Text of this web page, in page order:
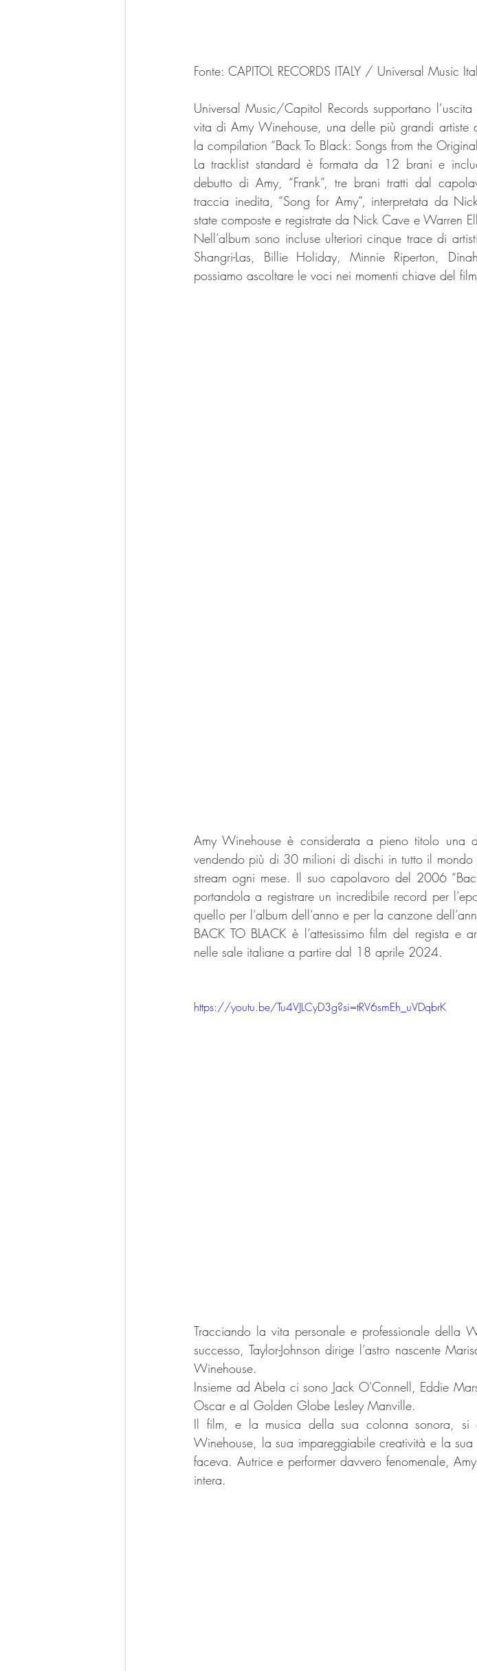
Fonte: CAPITOL RECORDS ITALY / Universal Music
Universal Music/Capitol Records supportano
vita di Amy Winehouse, una delle più grandi
la compilation “Back To Black: Songs from the
La tracklist standard è formata da 12 brani e
debutto di Amy, “Frank”, tre brani tratti dal
traccia inedita, “Song for Amy”, interpretata da
state composte e registrate da Nick Cave e Warren
Nell’album sono incluse ulteriori cinque trace di
Shangri-Las, Billie Holiday, Minnie Riperton,
possiamo ascoltare le voci nei momenti chiave del
Amy Winehouse è considerata a pieno titolo una
vendendo più di 30 milioni di dischi in tutto il
stream ogni mese. Il suo capolavoro del 2006
portandola a registrare un incredibile record per
quello per l’album dell’anno e per la canzone
BACK TO BLACK è l’attesissimo film del regista e
nelle sale italiane a partire dal 18 aprile 2024.
https://youtu.be/Tu4VJLCyD3g?si=tRV6smEh_uVDqbrK
Tracciando la vita personale e professionale della
successo, Taylor-Johnson dirige l’astro nascente
Winehouse.
Insieme ad Abela ci sono Jack O'Connell, Eddie
Oscar e al Golden Globe Lesley Manville.
Il film, e la musica della sua colonna sonora, si
Winehouse, la sua impareggiabile creatività e la
faceva. Autrice e performer davvero fenomenale,
intera.